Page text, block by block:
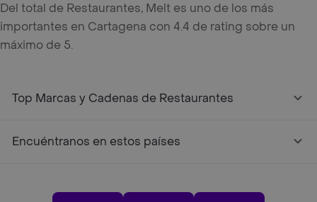
Del total de Restaurantes, Melt es uno de los más
importantes en Cartagena con 4.4 de rating sobre un
máximo de 5.
Top Marcas y Cadenas de Restaurantes
Encuéntranos en estos países